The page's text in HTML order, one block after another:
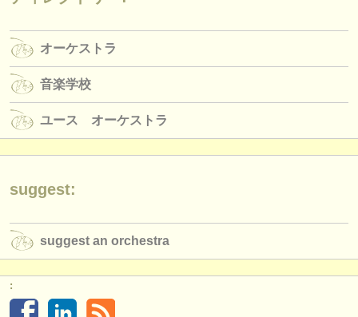
find out about ourATS
ATSfaq
ログイン
オーケストラ
音楽学校
ユース オーケストラ
suggest:
suggest an orchestra
: